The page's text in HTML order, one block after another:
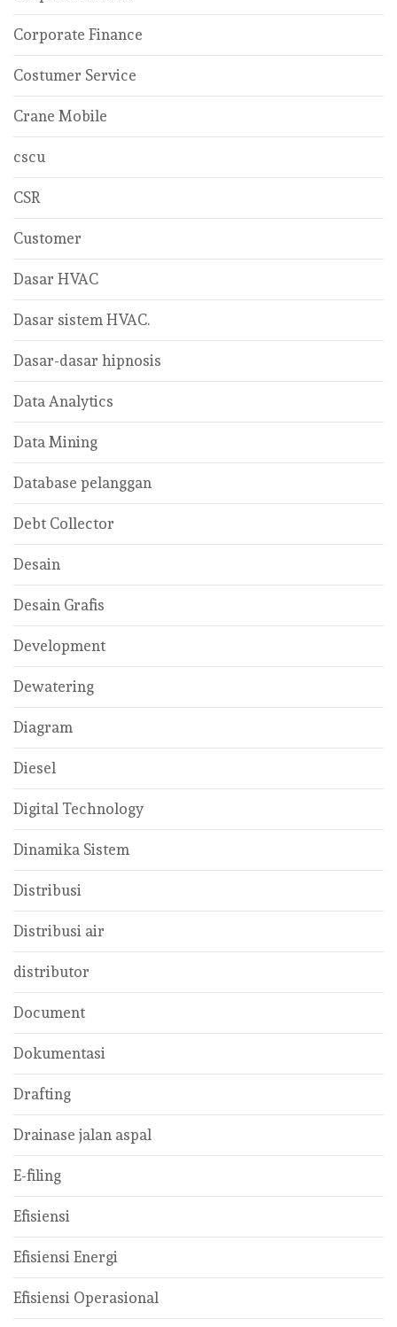
Corporate Finance
Costumer Service
Crane Mobile
cscu
CSR
Customer
Dasar HVAC
Dasar sistem HVAC.
Dasar-dasar hipnosis
Data Analytics
Data Mining
Database pelanggan
Debt Collector
Desain
Desain Grafis
Development
Dewatering
Diagram
Diesel
Digital Technology
Dinamika Sistem
Distribusi
Distribusi air
distributor
Document
Dokumentasi
Drafting
Drainase jalan aspal
E-filing
Efisiensi
Efisiensi Energi
Efisiensi Operasional